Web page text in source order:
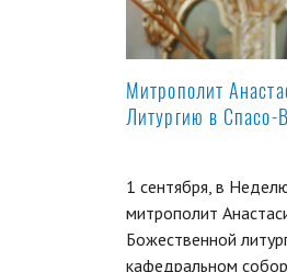
Митрополит
Литургию в Спасо-
1 сентября, в
митрополит
Божественной
кафедральном